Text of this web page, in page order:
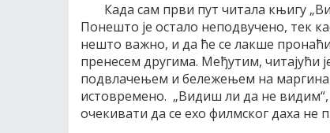
Када сам први пут читала књигу
Понешто је остало неподвучено, тек
нешто важно, и да ће се лакше
пренесем другима. Међутим, читајући
подвлачењем и бележењем на
истовремено. „Видиш ли да не
очекивати да се ехо филмског даха не